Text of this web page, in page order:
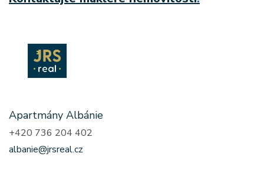
Apartmány Albánie
+420 736 204 402
albanie@jrsreal.cz